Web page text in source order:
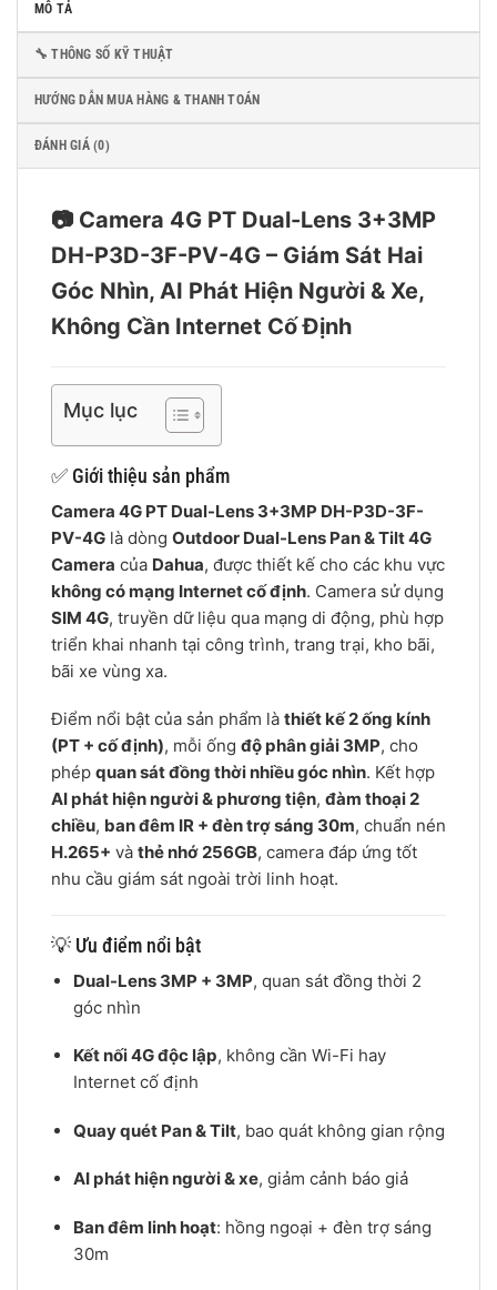
MÔ TẢ
🔧 THÔNG SỐ KỸ THUẬT
HƯỚNG DẪN MUA HÀNG & THANH TOÁN
ĐÁNH GIÁ (0)
📷 Camera 4G PT Dual-Lens 3+3MP
DH-P3D-3F-PV-4G – Giám Sát Hai
Góc Nhìn, AI Phát Hiện Người & Xe,
Không Cần Internet Cố Định
Mục lục
✅ Giới thiệu sản phẩm
Camera 4G PT Dual-Lens 3+3MP DH-P3D-3F-
PV-4G là dòng Outdoor Dual-Lens Pan & Tilt 4G
Camera của Dahua, được thiết kế cho các khu vực
không có mạng Internet cố định. Camera sử dụng
SIM 4G, truyền dữ liệu qua mạng di động, phù hợp
triển khai nhanh tại công trình, trang trại, kho bãi,
bãi xe vùng xa.
Điểm nổi bật của sản phẩm là thiết kế 2 ống kính
(PT + cố định), mỗi ống độ phân giải 3MP, cho
phép quan sát đồng thời nhiều góc nhìn. Kết hợp
AI phát hiện người & phương tiện, đàm thoại 2
chiều, ban đêm IR + đèn trợ sáng 30m, chuẩn nén
H.265+ và thẻ nhớ 256GB, camera đáp ứng tốt
nhu cầu giám sát ngoài trời linh hoạt.
💡 Ưu điểm nổi bật
Dual-Lens 3MP + 3MP, quan sát đồng thời 2
góc nhìn
Kết nối 4G độc lập, không cần Wi-Fi hay
Internet cố định
Quay quét Pan & Tilt, bao quát không gian rộng
AI phát hiện người & xe, giảm cảnh báo giả
Ban đêm linh hoạt: hồng ngoại + đèn trợ sáng
30m